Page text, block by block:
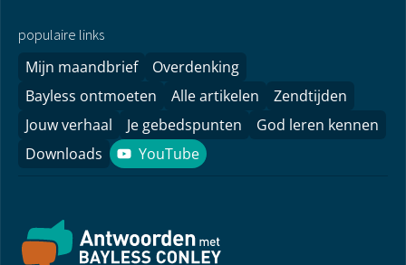
populaire links
Mijn maandbrief
Overdenking
Bayless ontmoeten
Alle artikelen
Zendtijden
Jouw verhaal
Je gebedspunten
God leren kennen
Downloads
YouTube
YouTube